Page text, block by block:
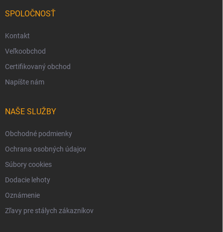
SPOLOČNOSŤ
Kontakt
Veľkoobchod
Certifikovaný obchod
Napíšte nám
NAŠE SLUŽBY
Obchodné podmienky
Ochrana osobných údajov
Súbory cookies
Dodacie lehoty
Oznámenie
Zľavy pre stálych zákazníkov